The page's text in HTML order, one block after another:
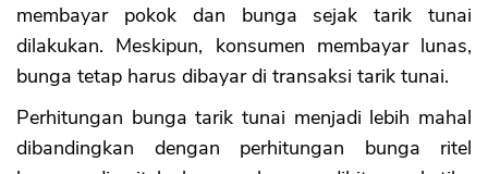
membayar pokok dan bunga sejak tarik tunai
dilakukan. Meskipun, konsumen membayar lunas,
bunga tetap harus dibayar di transaksi tarik tunai.
Perhitungan bunga tarik tunai menjadi lebih mahal
dibandingkan dengan perhitungan bunga ritel